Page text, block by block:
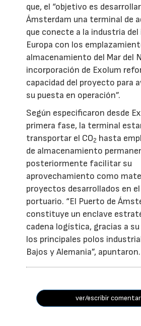
que, el “objetivo es
Ámsterdam una terminal de
que conecte a la industria
Europa con los
almacenamiento del Mar del
incorporación de Exolum
capacidad del proyecto para
su puesta en operación”.
Según especificaron desde
primera fase, la terminal
transportar el CO2 hasta
de almacenamiento
posteriormente facilitar su
aprovechamiento como
proyectos desarrollados en
portuario. “El Puerto de
constituye un enclave
cadena logística, gracias a
los principales polos
Bajos y Alemania”, apuntaron.
ver/escribir